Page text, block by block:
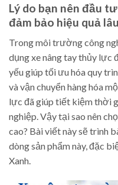
Lý do bạn nên đầu
đảm bảo hiệu quả
Trong môi trường công
dụng xe nâng tay thủy lực
yếu giúp tối ưu hóa quy
và vận chuyển hàng hóa
lực đã giúp tiết kiệm thời
nghiệp. Vậy tại sao nên
cao? Bài viết này sẽ trình
dòng sản phẩm này, đặc
Xanh.